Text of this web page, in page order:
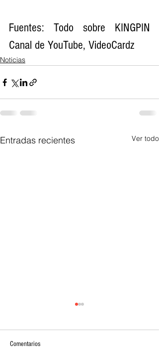
Fuentes: Todo sobre KINGPIN
Canal de YouTube, VideoCardz
Noticias
Entradas recientes Ver todo
Comentarios